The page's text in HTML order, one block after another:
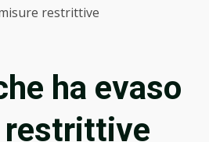
restrittive
ha evaso
restrittive